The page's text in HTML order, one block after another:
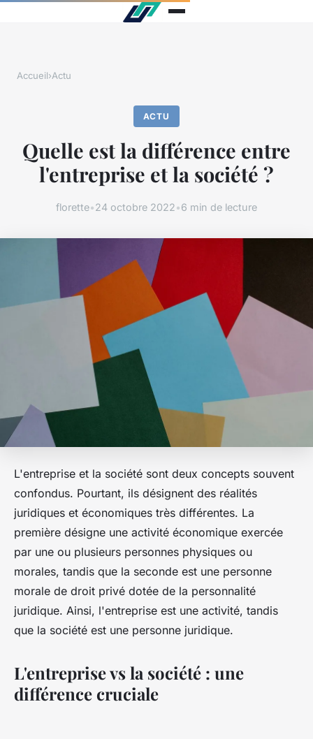
Accueil›Actu
ACTU
Quelle est la différence entre
l'entreprise et la société ?
florette•24 octobre 2022•6 min de lecture
L'entreprise et la société sont deux concepts souvent
confondus. Pourtant, ils désignent des réalités
juridiques et économiques très différentes. La
première désigne une activité économique exercée
par une ou plusieurs personnes physiques ou
morales, tandis que la seconde est une personne
morale de droit privé dotée de la personnalité
juridique. Ainsi, l'entreprise est une activité, tandis
que la société est une personne juridique.
L'entreprise vs la société : une
différence cruciale